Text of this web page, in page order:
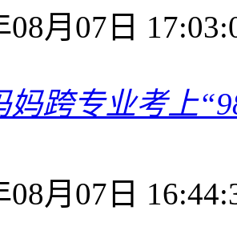
08月07日
妈跨专业考上
08月07日